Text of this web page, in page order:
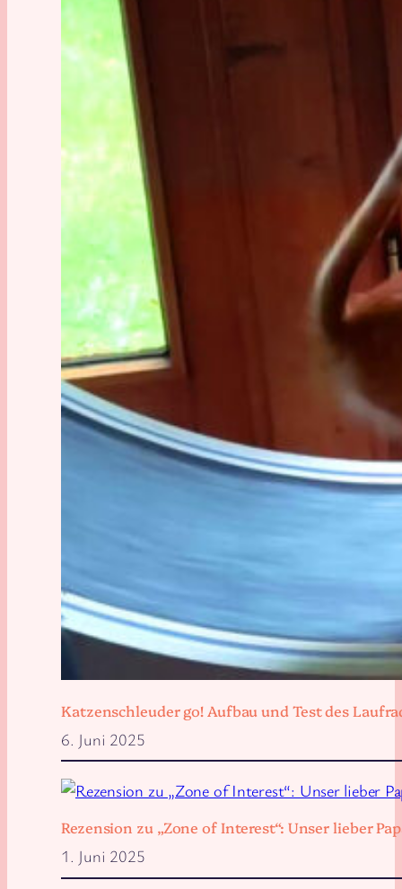
Katzenschleuder go! Aufbau und Test des
6. Juni 2025
Rezension zu „Zone of Interest“: Unser lieber
1. Juni 2025